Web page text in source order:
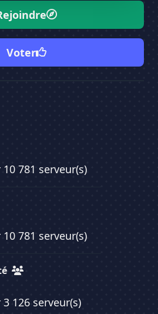
Voter
781 serveur(s)
781 serveur(s)
126 serveur(s)